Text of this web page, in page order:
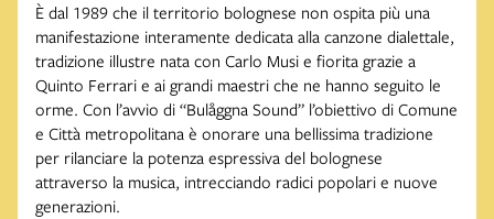
È dal 1989 che il territorio bolognese non ospita più una
manifestazione interamente dedicata alla canzone dialettale,
tradizione illustre nata con Carlo Musi e fiorita grazie a
Quinto Ferrari e ai grandi maestri che ne hanno seguito le
orme. Con l’avvio di “Bulåggna Sound” l’obiettivo di Comune
e Città metropolitana è onorare una bellissima tradizione
per rilanciare la potenza espressiva del bolognese
attraverso la musica, intrecciando radici popolari e nuove
generazioni.